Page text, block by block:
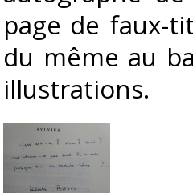
page de faux-
du même au
illustrations.‎